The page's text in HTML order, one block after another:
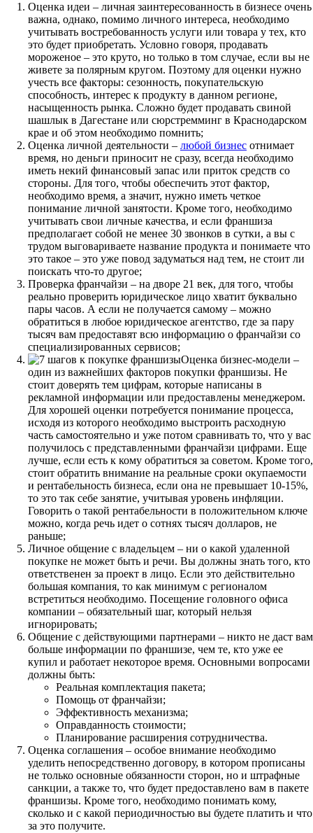
Оценка идеи – личная заинтересованность в бизнесе очень
важна, однако, помимо личного интереса, необходимо
учитывать востребованность услуги или товара у тех, кто
это будет приобретать. Условно говоря, продавать
мороженое – это круто, но только в том случае, если вы не
живете за полярным кругом. Поэтому для оценки нужно
учесть все факторы: сезонность, покупательскую
способность, интерес к продукту в данном регионе,
насыщенность рынка. Сложно будет продавать свиной
шашлык в Дагестане или сюрстремминг в Краснодарском
крае и об этом необходимо помнить;
Оценка личной деятельности – любой бизнес отнимает
время, но деньги приносит не сразу, всегда необходимо
иметь некий финансовый запас или приток средств со
стороны. Для того, чтобы обеспечить этот фактор,
необходимо время, а значит, нужно иметь четкое
понимание личной занятости. Кроме того, необходимо
учитывать свои личные качества, и если франшиза
предполагает собой не менее 30 звонков в сутки, а вы с
трудом выговариваете название продукта и понимаете что
это такое – это уже повод задуматься над тем, не стоит ли
поискать что-то другое;
Проверка франчайзи – на дворе 21 век, для того, чтобы
реально проверить юридическое лицо хватит буквально
пары часов. А если не получается самому – можно
обратиться в любое юридическое агентство, где за пару
тысяч вам предоставят всю информацию о франчайзи со
специализированных сервисов;
Оценка бизнес-модели –
один из важнейших факторов покупки франшизы. Не
стоит доверять тем цифрам, которые написаны в
рекламной информации или предоставлены менеджером.
Для хорошей оценки потребуется понимание процесса,
исходя из которого необходимо выстроить расходную
часть самостоятельно и уже потом сравнивать то, что у вас
получилось с представленными франчайзи цифрами. Еще
лучше, если есть к кому обратиться за советом. Кроме того,
стоит обратить внимание на реальные сроки окупаемости
и рентабельность бизнеса, если она не превышает 10-15%,
то это так себе занятие, учитывая уровень инфляции.
Говорить о такой рентабельности в положительном ключе
можно, когда речь идет о сотнях тысяч долларов, не
раньше;
Личное общение с владельцем – ни о какой удаленной
покупке не может быть и речи. Вы должны знать того, кто
ответственен за проект в лицо. Если это действительно
большая компания, то как минимум с регионалом
встретиться необходимо. Посещение головного офиса
компании – обязательный шаг, который нельзя
игнорировать;
Общение с действующими партнерами – никто не даст вам
больше информации по франшизе, чем те, кто уже ее
купил и работает некоторое время. Основными вопросами
должны быть:
Реальная комплектация пакета;
Помощь от франчайзи;
Эффективность механизма;
Оправданность стоимости;
Планирование расширения сотрудничества.
Оценка соглашения – особое внимание необходимо
уделить непосредственно договору, в котором прописаны
не только основные обязанности сторон, но и штрафные
санкции, а также то, что будет предоставлено вам в пакете
франшизы. Кроме того, необходимо понимать кому,
сколько и с какой периодичностью вы будете платить и что
за это получите.